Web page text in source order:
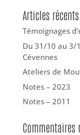
Articles récents
Témoignages
Du 31/10 au 3/
Cévennes
Ateliers de
Notes – 2023
Notes – 2011
Commentaires